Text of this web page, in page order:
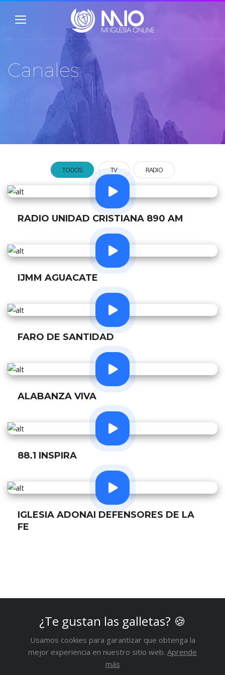
Canales
TODOS TV RADIO
RADIO UNIDAD CRISTIANA 890 AM
IJMM AGUACATE
FARO DE SANTIDAD
ALABANZA VIVA
88.1 INSPIRA
IGLESIA ADONAI DEFENSORES DE LA
FE
1 2 3 4
¿Te gustan las galletas? 🍪
Usamos cookies para garantizar que obtenga la
mejor experiencia en nuestro sitio web. Aprende
más